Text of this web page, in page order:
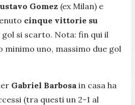
Gomez (ex Milan) e
cinque vittorie su
si scarto. Nota: fin qui il
minimo uno, massimo due gol
Gabriel Barbosa in casa ha
(tra questi un 2-1 al